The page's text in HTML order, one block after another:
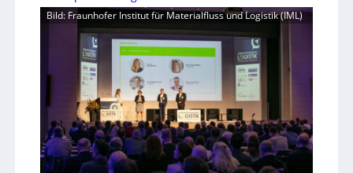
Bild: Fraunhofer Institut für Materialfluss und Logistik (IML)